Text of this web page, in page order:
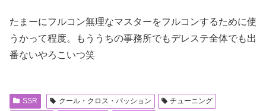
たまーにフルコン無理なマスターをフルコンするために使
うかって程度。もううちの事務所でもデレステ全体でも出
番ないやろこいつ笑
SSR クール・クロス・パッション チューニング